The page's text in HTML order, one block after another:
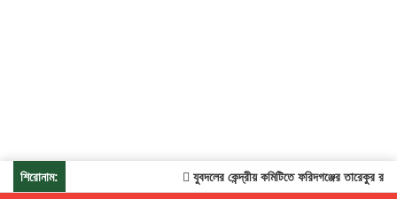
শিরোনাম: যুবদলের কেন্দ্রীয় কমিটিতে ফরিদগঞ্জের তারেকুর রহমান